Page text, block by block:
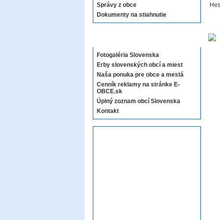
Správy z obce
Dokumenty na stiahnutie
Fotogaléria Slovenska
Erby slovenských obcí a miest
Naša ponuka pre obce a mestá
Cenník reklamy na stránke E-
OBCE.sk
Úplný zoznam obcí Slovenska
Kontakt